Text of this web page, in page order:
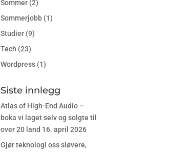
Sommer (2)
Sommerjobb (1)
Studier (9)
Tech (23)
Wordpress (1)
Siste innlegg
Atlas of High-End Audio –
boka vi laget selv og solgte til
over 20 land 16. april 2026
Gjør teknologi oss sløvere,